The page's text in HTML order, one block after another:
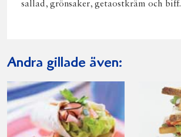
sallad, grönsaker, getaostkräm och biff.
Andra gillade även: